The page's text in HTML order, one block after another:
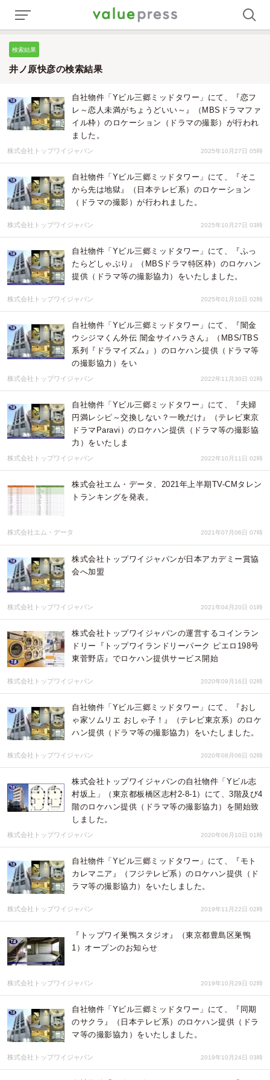
検索結果
井ノ原快彦の検索結果
自社物件「Yビル三郷ミッドタワー」にて、『恋フ
レ～恋人未満がちょうどいい～』（MBSドラマファ
イル枠）のロケーション（ドラマの撮影）が行われ
ました。
株式会社トップワイジャパン 2025年10月27日 05時
自社物件「Yビル三郷ミッドタワー」にて、『そこ
から先は地獄』（日本テレビ系）のロケーション
（ドラマの撮影）が行われました。
株式会社トップワイジャパン 2025年10月27日 03時
自社物件「Yビル三郷ミッドタワー」にて、『ふっ
たらどしゃぶり』（MBSドラマ特区枠）のロケハン
提供（ドラマ等の撮影協力）をいたしました。
株式会社トップワイジャパン 2025年01月10日 02時
自社物件「Yビル三郷ミッドタワー」にて、『闇金
ウシジマくん外伝 闇金サイハラさん』（MBS/TBS
系列『ドラマイズム』）のロケハン提供（ドラマ等
の撮影協力）をい
株式会社トップワイジャパン 2022年11月30日 02時
自社物件「Yビル三郷ミッドタワー」にて、『夫婦
円満レシピ～交換しない？一晩だけ』（テレビ東京
ドラマParavi）のロケハン提供（ドラマ等の撮影協
力）をいたしま
株式会社トップワイジャパン 2022年10月11日 02時
​株式会社エム・データ、2021年上半期TV-CMタレン
トランキングを発表。
株式会社エム・データ 2021年07月06日 07時
株式会社トップワイジャパンが日本アカデミー賞協
会へ加盟
株式会社トップワイジャパン 2021年04月20日 01時
株式会社トップワイジャパンの運営するコインラン
ドリー『トップワイランドリーパーク ピエロ198号
東菅野店』でロケハン提供サービス開始
株式会社トップワイジャパン 2020年09月16日 02時
自社物件「Yビル三郷ミッドタワー」にて、『おし
ゃ家ソムリエ おしゃ子！』（テレビ東京系）のロケ
ハン提供（ドラマ等の撮影協力）をいたしました。
株式会社トップワイジャパン 2020年08月06日 02時
株式会社トップワイジャパンの自社物件「Yビル志
村坂上」（東京都板橋区志村2-8-1）にて、3階及び4
階のロケハン提供（ドラマ等の撮影協力）を開始致
しました。
株式会社トップワイジャパン 2020年06月10日 01時
自社物件「Yビル三郷ミッドタワー」にて、『モト
カレマニア』（フジテレビ系）のロケハン提供（ド
ラマ等の撮影協力）をいたしました。
株式会社トップワイジャパン 2019年11月22日 02時
『トップワイ巣鴨スタジオ』（東京都豊島区巣鴨
1）オープンのお知らせ
株式会社トップワイジャパン 2019年10月29日 02時
自社物件「Yビル三郷ミッドタワー」にて、『同期
のサクラ』（日本テレビ系）のロケハン提供（ドラ
マ等の撮影協力）をいたしました。
株式会社トップワイジャパン 2019年10月24日 03時